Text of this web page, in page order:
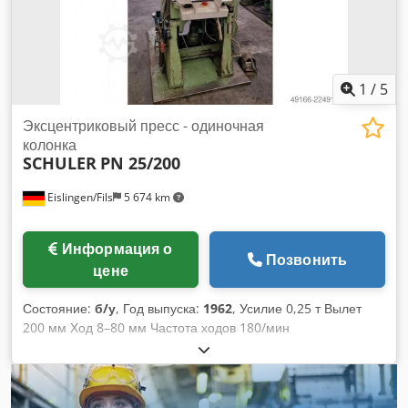
1 / 5
Eislingen/Fils 5 674 km
Эксцентриковый пресс - одиночная
колонка
SCHULER PN 25/200
цене
Позвонить
Состояние: б/у, Год выпуска: 1962, Усилие 0,25 т Вылет
200 мм Ход 8–80 мм Частота ходов 180/мин
Dcedpfszrprqox Aqlsk Расстояние от стола до пуансона,
при максимальном ходе в верхнем положении, при
максимальном усилии в верхнем положении 330 мм
Площадь стола 550 x 400 мм Диаметр отверстия в столе 60